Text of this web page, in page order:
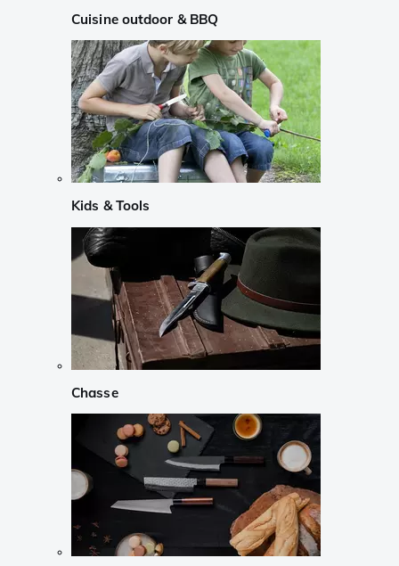
Cuisine outdoor & BBQ
Kids & Tools
Chasse